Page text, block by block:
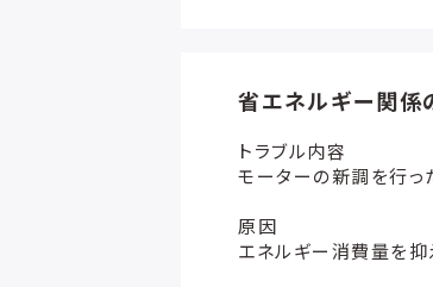
省エネルギー関係
トラブル内容
モーターの新調を行っ
原因
エネルギー消費量を抑